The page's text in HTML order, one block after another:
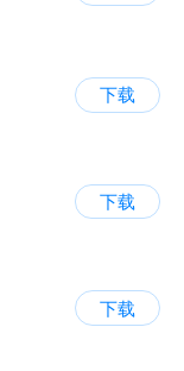
下载
下载
下载